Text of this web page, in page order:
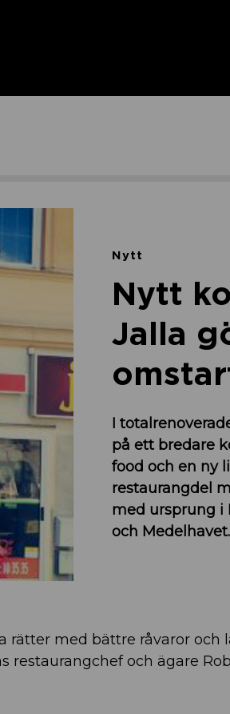
Nytt
Nytt
Jalla
I
på ett bredare
food och en ny
restaurangdel
med ursprung i
och Medelhavet.
rätter med bättre råvaror och
restaurangchef och ägare